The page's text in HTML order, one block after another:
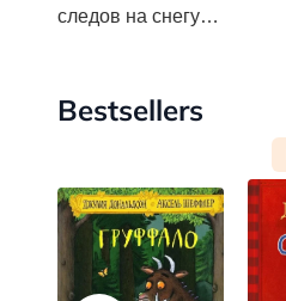
следов на снегу…
Bestsellers